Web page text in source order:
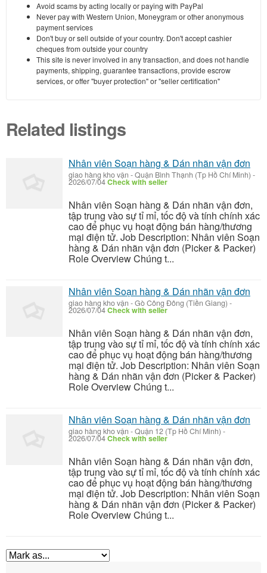
Avoid scams by acting locally or paying with PayPal
Never pay with Western Union, Moneygram or other anonymous
payment services
Don't buy or sell outside of your country. Don't accept cashier
cheques from outside your country
This site is never involved in any transaction, and does not handle
payments, shipping, guarantee transactions, provide escrow
services, or offer "buyer protection" or "seller certification"
Related listings
Nhân viên Soạn hàng & Dán nhãn vận đơn
giao hàng kho vận -Quận Bình Thạnh (Tp Hồ Chí Minh) -
2026/07/04Check with seller
Nhân viên Soạn hàng & Dán nhãn vận đơn,
tập trung vào sự tỉ mỉ, tốc độ và tính chính xác
cao để phục vụ hoạt động bán hàng/thương
mại điện tử. Job Description: Nhân viên Soạn
hàng & Dán nhãn vận đơn (Picker & Packer)
Role Overview Chúng t...
Nhân viên Soạn hàng & Dán nhãn vận đơn
giao hàng kho vận -Gò Công Đông (Tiền Giang) -
2026/07/04Check with seller
Nhân viên Soạn hàng & Dán nhãn vận đơn,
tập trung vào sự tỉ mỉ, tốc độ và tính chính xác
cao để phục vụ hoạt động bán hàng/thương
mại điện tử. Job Description: Nhân viên Soạn
hàng & Dán nhãn vận đơn (Picker & Packer)
Role Overview Chúng t...
Nhân viên Soạn hàng & Dán nhãn vận đơn
giao hàng kho vận -Quận 12 (Tp Hồ Chí Minh) -
2026/07/04Check with seller
Nhân viên Soạn hàng & Dán nhãn vận đơn,
tập trung vào sự tỉ mỉ, tốc độ và tính chính xác
cao để phục vụ hoạt động bán hàng/thương
mại điện tử. Job Description: Nhân viên Soạn
hàng & Dán nhãn vận đơn (Picker & Packer)
Role Overview Chúng t...